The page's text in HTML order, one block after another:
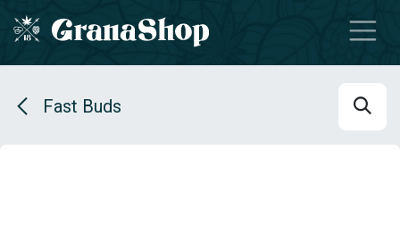
Se rendre au contenu
Fast Buds